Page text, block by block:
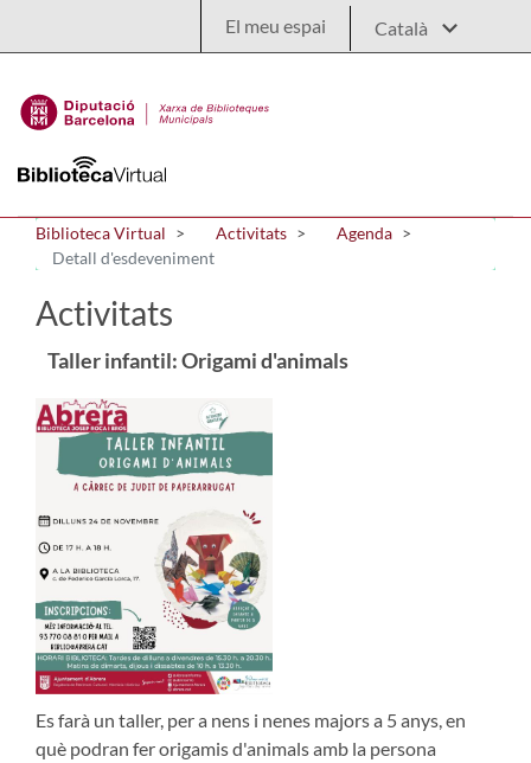
El meu espai
Biblioteca Virtual Activitats
Agenda
Detall d'esdeveniment
Activitats
Taller infantil: Origami d'animals
Es farà un taller, per a nens i nenes majors a 5 anys, en
què podran fer origamis d'animals amb la persona